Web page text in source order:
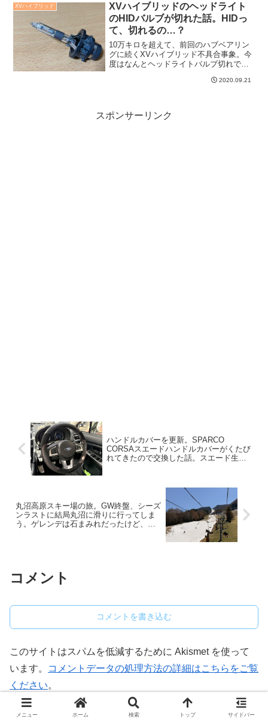
XVハイブリッド
XVハイブリッドのヘッドライト
のHIDバルブが切れた話。HIDっ
て、切れるの…？
10万キロを超えて、前回のハブベアリン
グに続くXVハイブリッド不具合事象。今
度はなんとヘッドライトバルブ切れで
のでディーラーに持ち込みましたが、や
2020.09.21
スポンサーリンク
ハンドルカバーを更新。SPARCO
CORSAスエードハンドルカバーがくたび
れてきたので交換した話。スエード生地
丸沼高原スキー場の旅。GW終盤、シーズ
ンラストに結局丸沼に滑りに行ってしま
う。ゲレンデは石まみれだったけど、何
コメント
コメントを書き込む
このサイトはスパムを低減するために Akismet を使って
います。
コメントデータの処理方法の詳細はこちらをご覧
ください。
ホーム XVハイブリッド
メニュー ホーム 検索 トップ サイドバー